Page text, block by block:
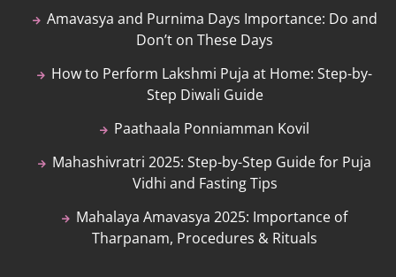
Amavasya and Purnima Days Importance: Do and
Don’t on These Days
How to Perform Lakshmi Puja at Home: Step-by-
Step Diwali Guide
Paathaala Ponniamman Kovil
Mahashivratri 2025: Step-by-Step Guide for Puja
Vidhi and Fasting Tips
Mahalaya Amavasya 2025: Importance of
Tharpanam, Procedures & Rituals